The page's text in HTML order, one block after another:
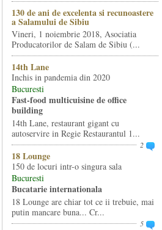
130 de ani de excelenta si recunoastere
a Salamului de Sibiu
Vineri, 1 noiembrie 2018, Asociatia
Producatorilor de Salam de Sibiu (...
14th Lane
Inchis in pandemia din 2020
Bucuresti
Fast-food multicuisine de office
building
14th Lane, restaurant gigant cu
autoservire in Regie Restaurantul 1...
2
18 Lounge
150 de locuri intr-o singura sala
Bucuresti
Bucatarie internationala
18 Lounge are chiar tot ce ii trebuie, mai
putin mancare buna... Cr...
5